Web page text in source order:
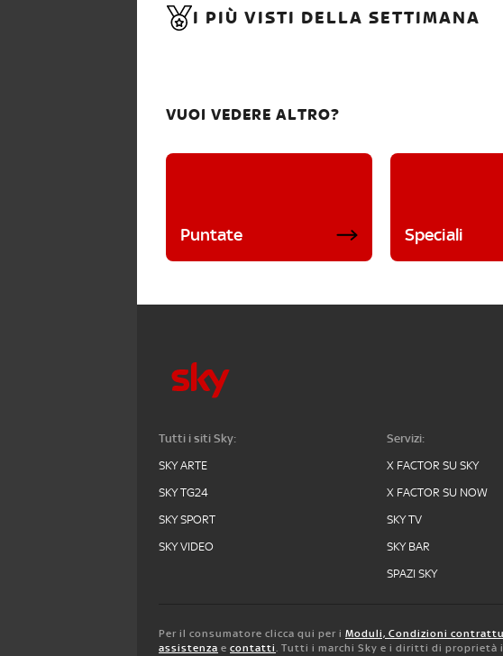
I PIÙ VISTI DELLA SETTIMANA
VUOI VEDERE ALTRO?
Puntate Speciali
Tutti i siti Sky:
SKY ARTE
SKY TG24
SKY SPORT
SKY VIDEO
Servizi:
X FACTOR SU SKY
X FACTOR SU NOW
SKY TV
SKY BAR
SPAZI SKY
Per il consumatore clicca qui per i Moduli, Condizioni
assistenza e contatti. Tutti i marchi Sky e i diritti di